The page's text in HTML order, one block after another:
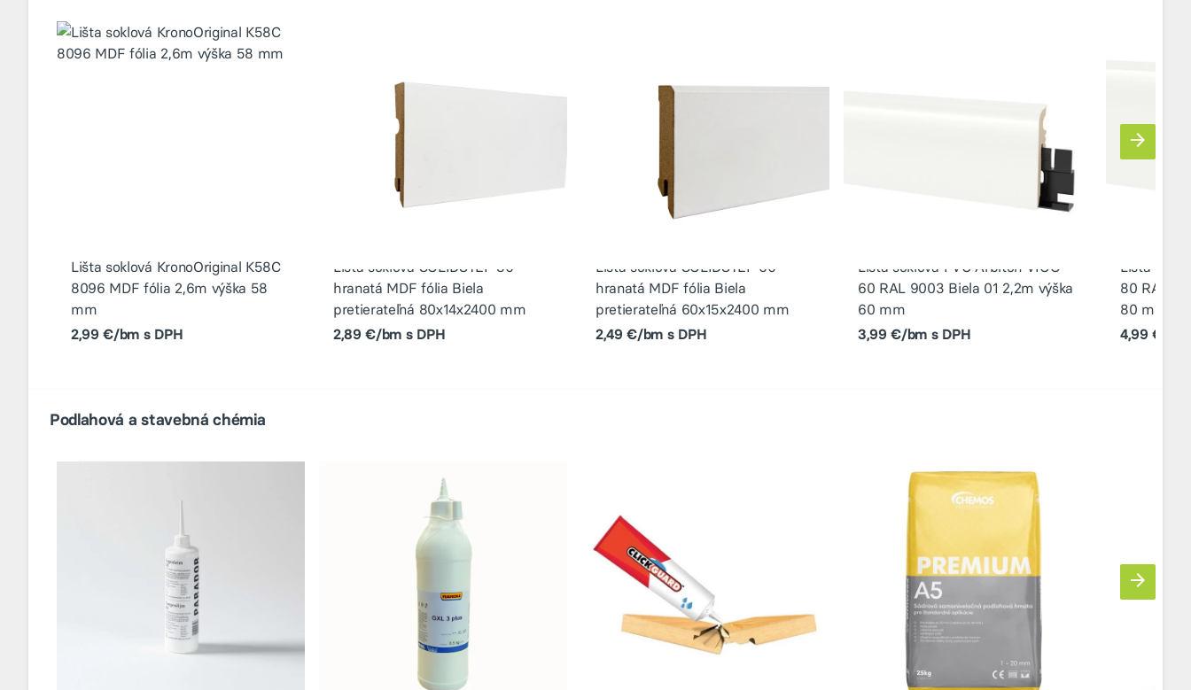
Lišta soklová KronoOriginal K58C
8096 MDF fólia 2,6m výška 58
mm
2,99 €/bm s DPH
Lišta soklová SOLIDSTEP 80
hranatá MDF fólia Biela
pretierateľná 80x14x2400 mm
2,89 €/bm s DPH
Lišta soklová SOLIDSTEP 60
hranatá MDF fólia Biela
pretierateľná 60x15x2400 mm
2,49 €/bm s DPH
Lišta soklová PVC Arbiton VIGO
60 RAL 9003 Biela 01 2,2m výška
60 mm
3,99 €/bm s DPH
Lišta
80 RAL
80 mm
4,99 €/bm
Podlahová a stavebná chémia